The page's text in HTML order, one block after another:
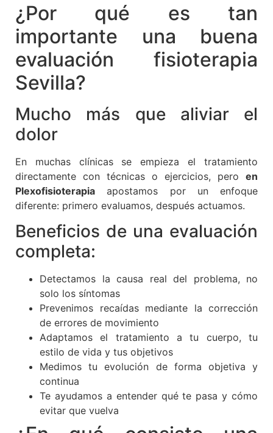
¿Por qué es tan
importante una buena
evaluación fisioterapia
Sevilla?
Mucho más que aliviar el
dolor
En muchas clínicas se empieza el tratamiento
directamente con técnicas o ejercicios, pero en
Plexofisioterapia apostamos por un enfoque
diferente: primero evaluamos, después actuamos.
Beneficios de una evaluación
completa:
Detectamos la causa real del problema, no
solo los síntomas
Prevenimos recaídas mediante la corrección
de errores de movimiento
Adaptamos el tratamiento a tu cuerpo, tu
estilo de vida y tus objetivos
Medimos tu evolución de forma objetiva y
continua
Te ayudamos a entender qué te pasa y cómo
evitar que vuelva